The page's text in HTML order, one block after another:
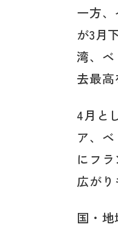
一方
が3月
湾、
去最高
4月と
ア、
にフ
広がり
国・